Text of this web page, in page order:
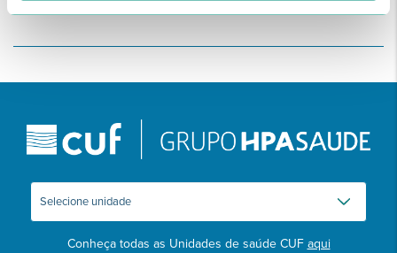
Conheça todas as Unidades de saúde CUF aqui